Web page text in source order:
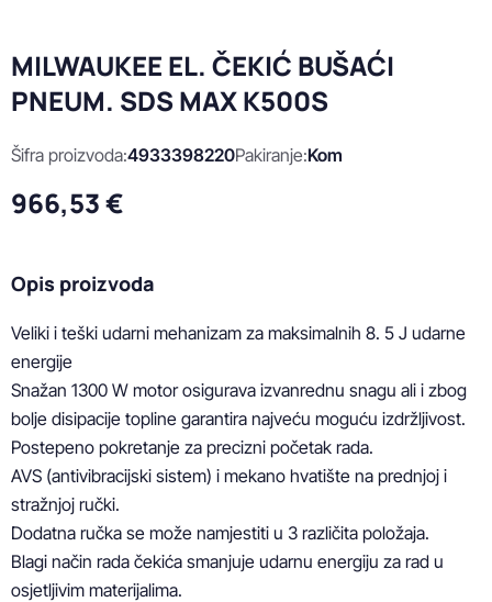
MILWAUKEE EL. ČEKIĆ BUŠAĆI
PNEUM. SDS MAX K500S
Šifra proizvoda:4933398220Pakiranje:Kom
966,53 €
Opis proizvoda
Veliki i teški udarni mehanizam za maksimalnih 8. 5 J udarne
energije
Snažan 1300 W motor osigurava izvanrednu snagu ali i zbog
bolje disipacije topline garantira najveću moguću izdržljivost.
Postepeno pokretanje za precizni početak rada.
AVS (antivibracijski sistem) i mekano hvatište na prednjoj i
stražnjoj ručki.
Dodatna ručka se može namjestiti u 3 različita položaja.
Blagi način rada čekića smanjuje udarnu energiju za rad u
osjetljivim materijalima.